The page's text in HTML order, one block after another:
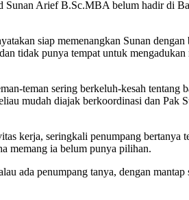
Sunan Arief B.Sc.MBA belum hadir di
siap memenangkan Sunan
tidak punya tempat untuk
teman sering berkeluh-kesah
mudah diajak berkoordinasi dan Pak
kerja, seringkali penumpang bertanya
memang ia belum punya pilihan.
ada penumpang tanya, dengan